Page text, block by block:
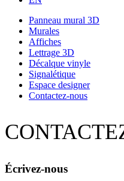
Panneau mural 3D
Murales
Affiches
Lettrage 3D
Décalque vinyle
Signalétique
Espace designer
Contactez-nous
Écrivez-nous